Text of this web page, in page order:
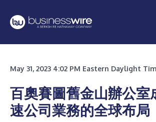
May 31, 2023 4:02 PM Eastern Daylight
百奧賽圖舊金山辦公室
速公司業務的全球布局